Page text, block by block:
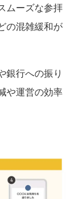
ムーズな参拝
の混雑緩和が
銀行への振り
や運営の効率